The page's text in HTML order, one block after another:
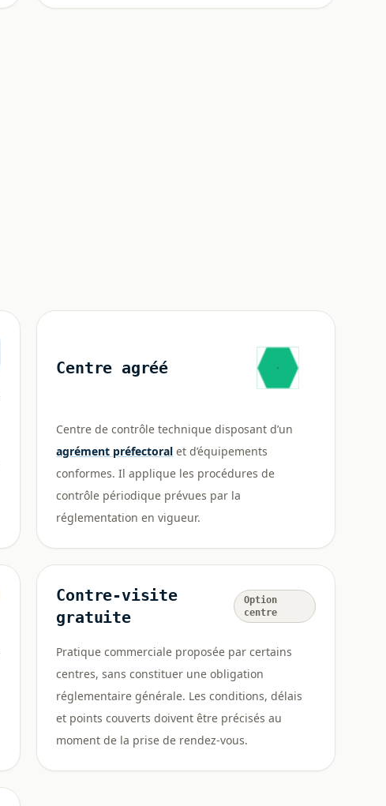
Centre agréé
Centre de contrôle technique disposant d’un
agrément préfectoral et d’équipements
conformes. Il applique les procédures de
contrôle périodique prévues par la
réglementation en vigueur.
Contre-visite
gratuite
Option
centre
Pratique commerciale proposée par certains
centres, sans constituer une obligation
réglementaire générale. Les conditions, délais
et points couverts doivent être précisés au
moment de la prise de rendez-vous.